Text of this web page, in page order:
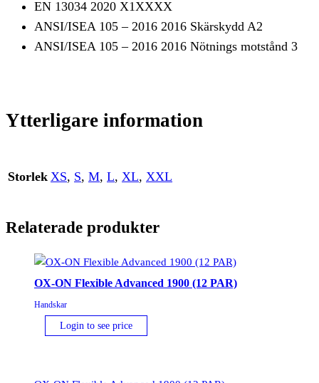
EN 13034 2020 X1XXXX
ANSI/ISEA 105 – 2016 2016 Skärskydd A2
ANSI/ISEA 105 – 2016 2016 Nötnings motstånd 3
Ytterligare information
Storlek XS, S, M, L, XL, XXL
Relaterade produkter
OX-ON Flexible Advanced 1900 (12 PAR)
Handskar
Login to see price